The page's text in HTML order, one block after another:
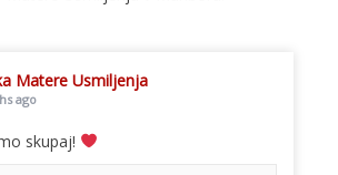
Matere Usmiljenja
ago
skupaj!